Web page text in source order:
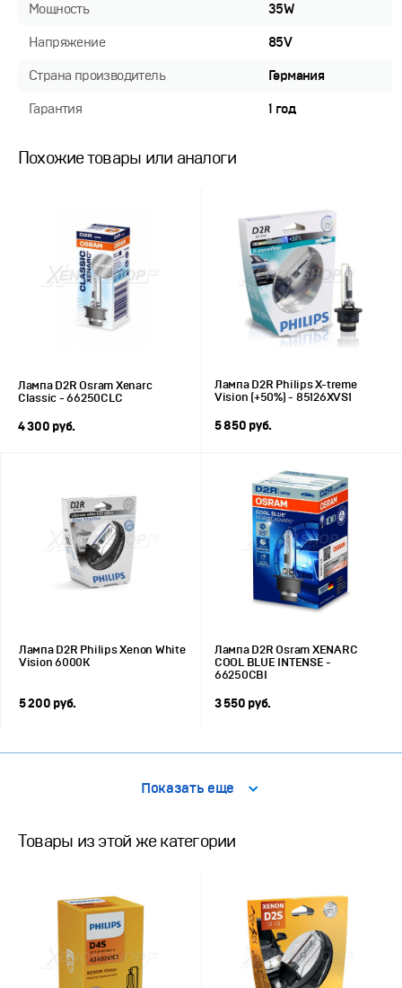
Мощность 35W
Напряжение 85V
Страна производитель Германия
Гарантия 1 год
Похожие товары или аналоги
Лампа D2R Osram Xenarc
Classic - 66250CLC
4 300 руб.
Лампа D2R Philips X-treme
Vision (+50%) - 85126XVS1
5 850 руб.
Лампа D2R Philips Xenon White
Vision 6000K
5 200 руб.
Лампа D2R Osram XENARC
COOL BLUE INTENSE -
66250CBI
3 550 руб.
Показать еще
Товары из этой же категории